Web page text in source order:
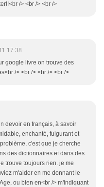
/> <br /> <br />
17:38
google livre on trouve des
/> <br /> <br /> <br />
devoir en français, à savoir
enchanté, fulgurant et
c'est que je cherche
des dictionnaires et dans des
trouve toujours rien. je me
m'aider en me donnant le
ou bien en<br /> m'indiquant